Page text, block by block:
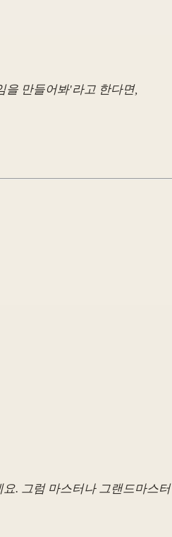
을 만들어봐'라고 한다면,
. 그럼 마스터나 그랜드마스터